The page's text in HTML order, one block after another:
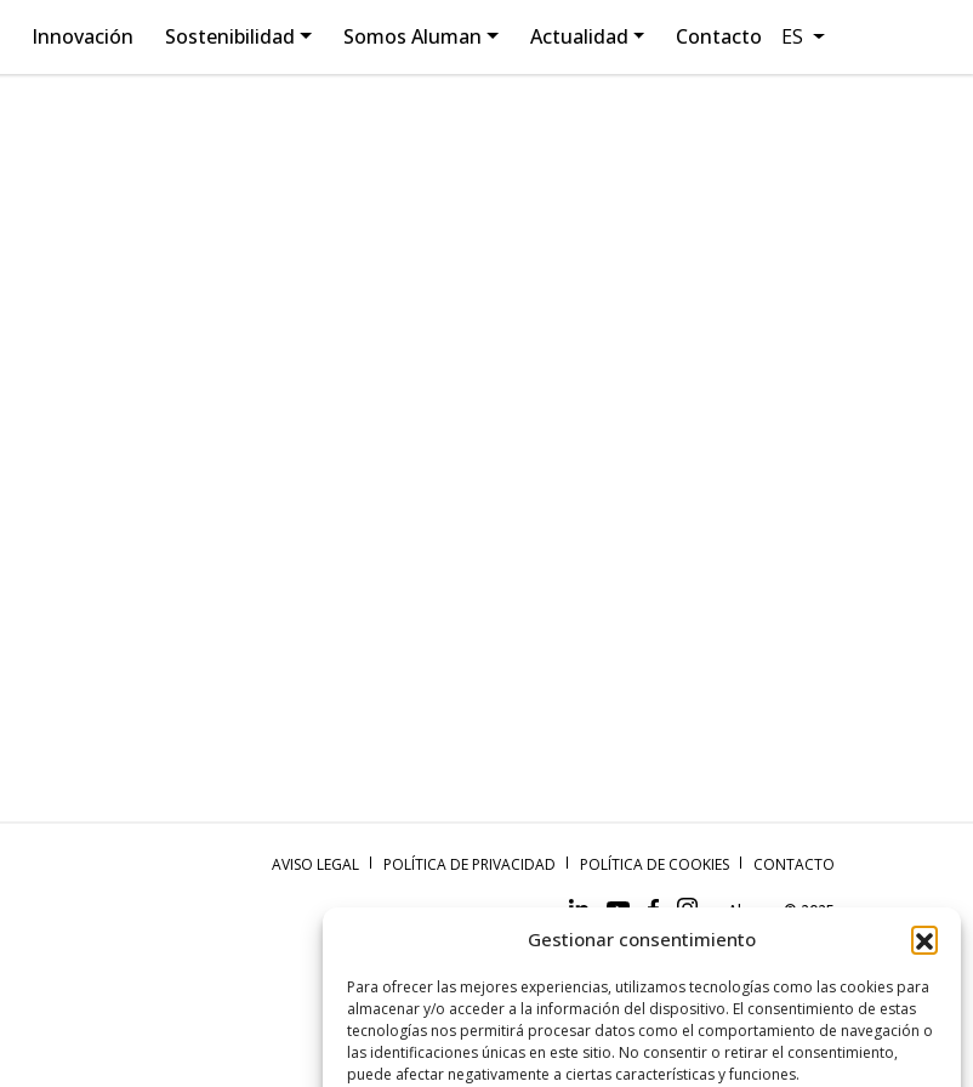
Gestionar consentimiento
Para ofrecer las mejores experiencias, utilizamos tecnologías como las cookies para
almacenar y/o acceder a la información del dispositivo. El consentimiento de estas
tecnologías nos permitirá procesar datos como el comportamiento de navegación o
las identificaciones únicas en este sitio. No consentir o retirar el consentimiento,
puede afectar negativamente a ciertas características y funciones.
Innovación Sostenibilidad Somos Aluman Actualidad Contacto ES
AVISO LEGAL POLÍTICA DE PRIVACIDAD POLÍTICA DE COOKIES CONTACTO
Aluman © 2025